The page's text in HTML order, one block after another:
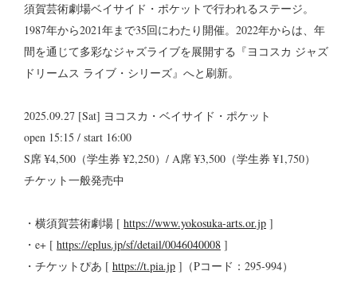
須賀芸術劇場ベイサイド・ポケットで行われるステージ。
1987年から2021年まで35回にわたり開催。2022年からは、年
間を通じて多彩なジャズライブを展開する『ヨコスカ ジャズ
ドリームス ライブ・シリーズ』へと刷新。
2025.09.27 [Sat] ヨコスカ・ベイサイド・ポケット
open 15:15 / start 16:00
S席 ¥4,500（学生券 ¥2,250）/ A席 ¥3,500（学生券 ¥1,750）
チケット一般発売中
・横須賀芸術劇場 [ https://www.yokosuka-arts.or.jp ]
・e+ [ https://eplus.jp/sf/detail/0046040008 ]
・チケットぴあ [ https://t.pia.jp ]（Pコード：295-994）